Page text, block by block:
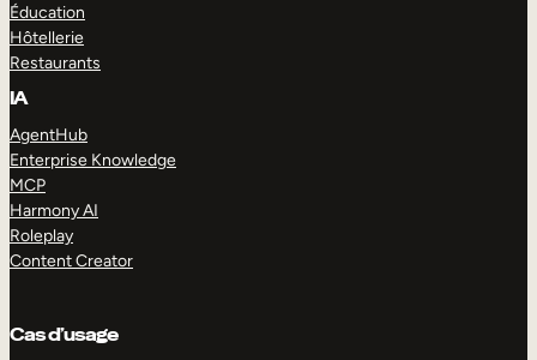
Éducation
Hôtellerie
Restaurants
IA
AgentHub
Enterprise Knowledge
MCP
Harmony AI
Roleplay
Content Creator
Cas d’usage